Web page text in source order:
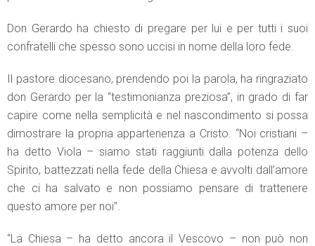
Don Gerardo ha chiesto di pregare per lui e per tutti i suoi
confratelli che spesso sono uccisi in nome della loro fede.
Il pastore diocesano, prendendo poi la parola, ha ringraziato
don Gerardo per la “testimonianza preziosa”, in grado di far
capire come nella semplicità e nel nascondimento si possa
dimostrare la propria appartenenza a Cristo. “Noi cristiani –
ha detto Viola – siamo stati raggiunti dalla potenza dello
Spirito, battezzati nella fede della Chiesa e avvolti dall’amore
che ci ha salvato e non possiamo pensare di trattenere
questo amore per noi”.
“La Chiesa – ha detto ancora il Vescovo – non può non